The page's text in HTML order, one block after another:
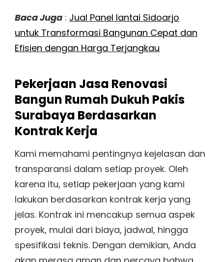
Baca Juga : Jual Panel lantai Sidoarjo
untuk Transformasi Bangunan Cepat dan
Efisien dengan Harga Terjangkau
Pekerjaan Jasa Renovasi
Bangun Rumah Dukuh Pakis
Surabaya Berdasarkan
Kontrak Kerja
Kami memahami pentingnya kejelasan dan
transparansi dalam setiap proyek. Oleh
karena itu, setiap pekerjaan yang kami
lakukan berdasarkan kontrak kerja yang
jelas. Kontrak ini mencakup semua aspek
proyek, mulai dari biaya, jadwal, hingga
spesifikasi teknis. Dengan demikian, Anda